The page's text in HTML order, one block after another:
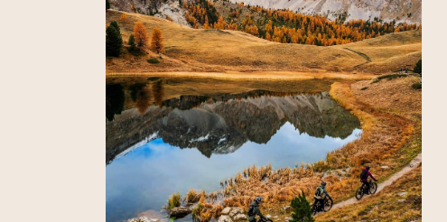
Le Queyras – France
26 septembre 2024 – par Julien Carretta